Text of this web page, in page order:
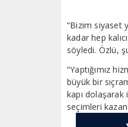
“Bizim siyaset
kadar hep
söyledi. Özlü,
“Yaptığımız
büyük bir
kapı dolaşarak
seçimleri